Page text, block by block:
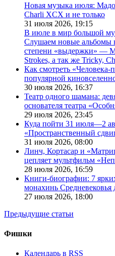
Новая музыка июля:
Charli XCX и не только
31 июля 2026, 19:15
В июле в мир большой
Слушаем новые альбомы
степени «выдержки» —
Strokes, а так же Tricky,
Как смотреть
популярной
30 июля 2026, 16:37
Театр одного шамана:
основателя театра
29 июля 2026, 23:45
Куда пойти 31 июля—2
«Пространственный
31 июля 2026, 08:00
Линч, Кортасар и
цепляет мультфильм
28 июля 2026, 16:59
Книги-биографии: 7
монахинь
27 июля 2026, 18:00
Предыдущие статьи
Фишки
Календарь в RSS